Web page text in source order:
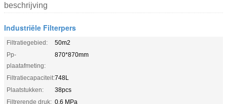
beschrijving
Industriële Filterpers
Filtratiegebied:
50m2
Pp-
plaatafmeting:
870*870mm
Filtratiecapaciteit:748L
Plaatstukken:
38pcs
Filtrerende druk: 0,6 MPa